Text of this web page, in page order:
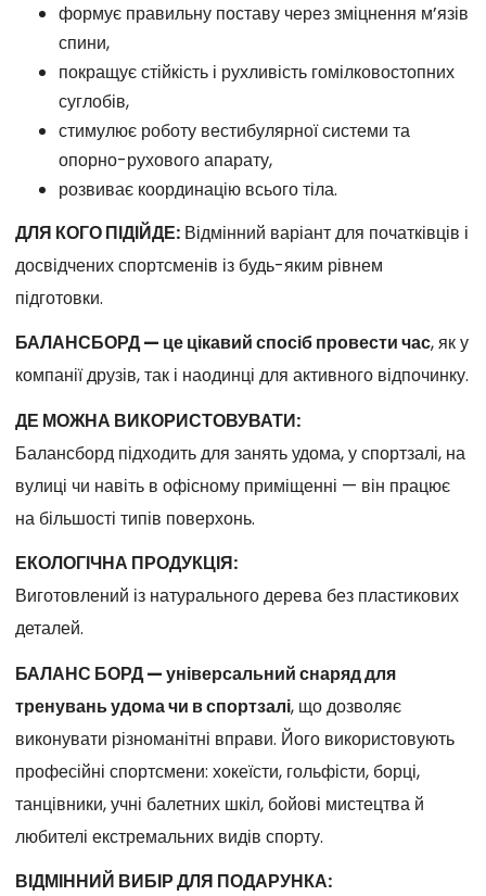
формує правильну поставу через зміцнення м’язів
спини,
покращує стійкість і рухливість гомілковостопних
суглобів,
стимулює роботу вестибулярної системи та
опорно-рухового апарату,
розвиває координацію всього тіла.
ДЛЯ КОГО ПІДІЙДЕ: Відмінний варіант для початківців і
досвідчених спортсменів із будь-яким рівнем
підготовки.
БАЛАНСБОРД — це цікавий спосіб провести час, як у
компанії друзів, так і наодинці для активного відпочинку.
ДЕ МОЖНА ВИКОРИСТОВУВАТИ:
Балансборд підходить для занять удома, у спортзалі, на
вулиці чи навіть в офісному приміщенні — він працює
на більшості типів поверхонь.
ЕКОЛОГІЧНА ПРОДУКЦІЯ:
Виготовлений із натурального дерева без пластикових
деталей.
БАЛАНС БОРД — універсальний снаряд для
тренувань удома чи в спортзалі, що дозволяє
виконувати різноманітні вправи. Його використовують
професійні спортсмени: хокеїсти, гольфісти, борці,
танцівники, учні балетних шкіл, бойові мистецтва й
любителі екстремальних видів спорту.
ВІДМІННИЙ ВИБІР ДЛЯ ПОДАРУНКА: